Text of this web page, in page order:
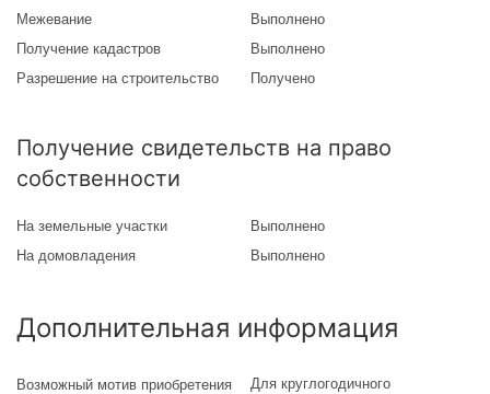
Межевание
Выполнено
Получение кадастров
Выполнено
Разрешение на строительство
Получено
Получение свидетельств на право
собственности
На земельные участки
Выполнено
На домовладения
Выполнено
Дополнительная информация
Возможный мотив приобретения
Для круглогодичного